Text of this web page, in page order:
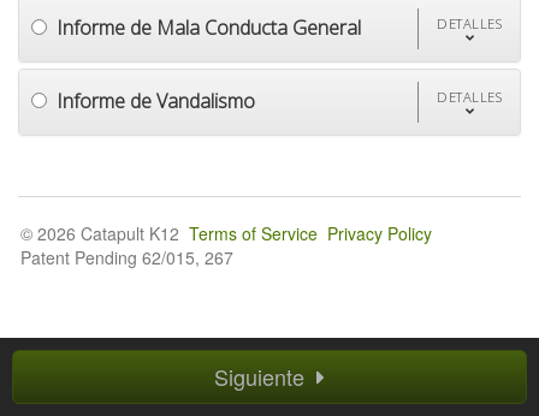
Informe de Mala Conducta General DETALLES
Informe de Vandalismo DETALLES
Siguiente
© 2026 Catapult K12 Terms of Service Privacy Policy
Patent Pending 62/015, 267